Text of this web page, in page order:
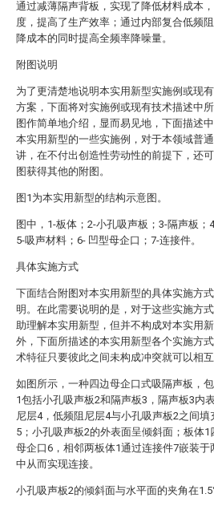
通过减薄隔声背板，实现了降低材料成本
度，提高了生产效率；通过内部复合低频
降成本的同时提高全频率降噪量。
附图说明
为了更清楚地说明本实用新型实施例或现
方案，下面将对实施例或现有技术描述中
图作简单地介绍，显而易见地，下面描述
本实用新型的一些实施例，对于本领域普
讲，在不付出创造性劳动性的前提下，还
图获得其他的附图。
图1为本实用新型的结构示意图。
图中，1-板体；2-小孔吸声板；3-隔声板；
5-吸声材料；6- 凹型母企口；7-连接件。
具体实施方式
下面结合附图对本实用新型的具体实施方
明。在此需要说明的是，对于这些实施方
助理解本实用新型，但并不构成对本实用
外，下面所描述的本实用新型各个实施方
术特征只要彼此之间未构成冲突就可以相互
如图所示，一种四边母企口式吸隔声板，
1包括小孔吸声板2和隔声板3，隔声板3内
尼层4，低频阻尼层4与小孔吸声板2之间填
5；小孔吸声板2的外表面呈倾斜面；板体1
母企口6，相邻两板体1通过连接件7嵌装于
中从而实现连接。
小孔吸声板2的倾斜面与水平面的夹角在